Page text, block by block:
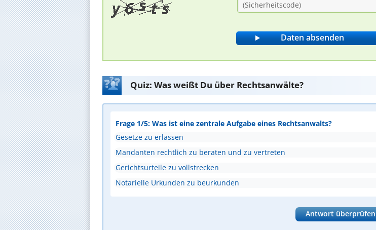
Quiz: Was weißt Du über Rechtsanwälte?
Frage 1/5: Was ist eine zentrale Aufgabe eines Rechtsanwalts?
Gesetze zu erlassen
Mandanten rechtlich zu beraten und zu vertreten
Gerichtsurteile zu vollstrecken
Notarielle Urkunden zu beurkunden
Antwort überprüfen